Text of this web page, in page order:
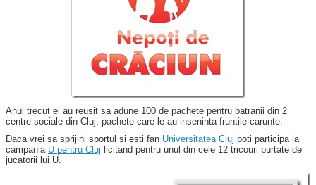
Anul trecut ei au reusit sa adune 100 de pachete pentru batranii din 2
centre sociale din Cluj, pachete care le-au inseninta fruntile carunte.
Daca vrei sa sprijini sportul si esti fan Universitatea Cluj poti participa la
campania U pentru Cluj licitand pentru unul din cele 12 tricouri purtate de
jucatorii lui U.